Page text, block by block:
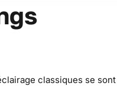
classiques se